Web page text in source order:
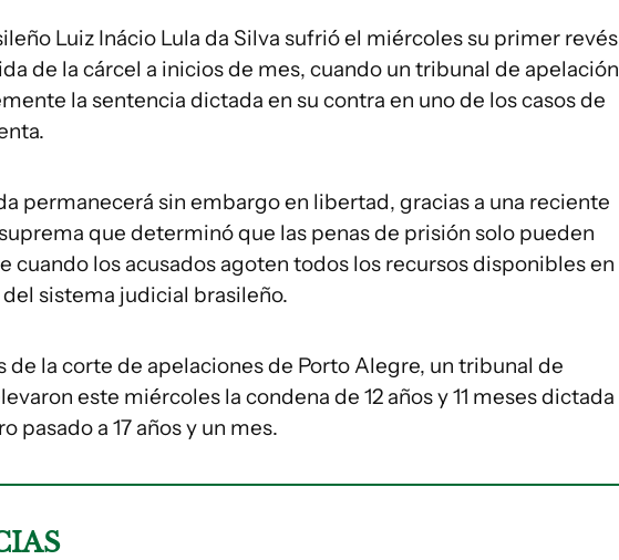
Luiz Inácio Lula da Silva sufrió el miércoles su primer revés
de la cárcel a inicios de mes, cuando un tribunal de apelación
la sentencia dictada en su contra en uno de los casos de
permanecerá sin embargo en libertad, gracias a una reciente
que determinó que las penas de prisión solo pueden
cuando los acusados agoten todos los recursos disponibles en
sistema judicial brasileño.
de la corte de apelaciones de Porto Alegre, un tribunal de
este miércoles la condena de 12 años y 11 meses dictada
pasado a 17 años y un mes.